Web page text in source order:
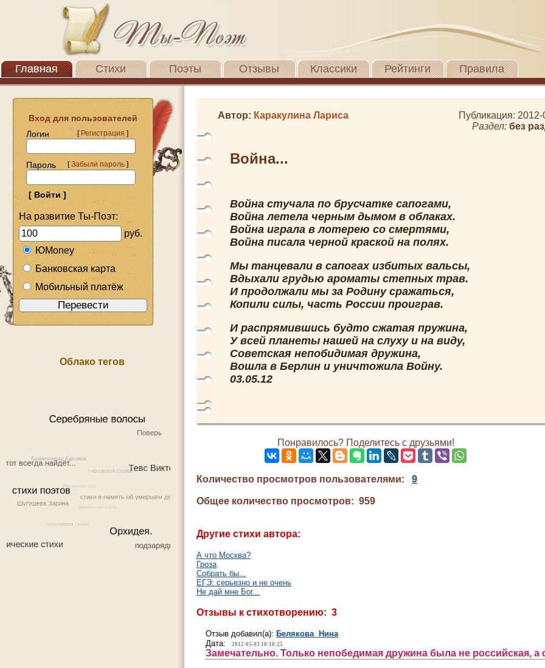
Главная Стихи Поэты Отзывы Классики Рейтинги Правила
Вход для пользователей
Логин
[Регистрация]
Пароль [Забыли пароль]
На развитие Ты-Поэт:
руб.
ЮMoney
Банковская карта
Мобильный платёж
Облако тегов
Автор: Каракулина Лариса
Публикация:
Раздел: без
Война...
Война стучала по брусчатке сапогами,
Война летела черным дымом в облаках.
Война играла в лотерею со смертями,
Война писала черной краской на полях.
Мы танцевали в сапогах избитых вальсы,
Вдыхали грудью ароматы степных трав.
И продолжали мы за Родину сражаться,
Копили силы, часть России проиграв.
И распрямившись будто сжатая пружина,
У всей планеты нашей на слуху и на виду,
Советская непобидимая дружина,
Вошла в Берлин и уничтожила Войну.
03.05.12
Понравилось? Поделитесь с друзьями!
Количество просмотров пользователями: 9
Общее количество просмотров: 959
Другие стихи автора:
А что Москва?
Гроза
Собрать бы...
ЕГЭ: серьезно и не очень
Не дай мне Бог...
Отзывы к стихотворению: 3
Отзыв добавил(а): Белякова Нина
Дата:
2012-05-03 10:10:25
Замечательно. Только непобедимая дружина была не российская, а